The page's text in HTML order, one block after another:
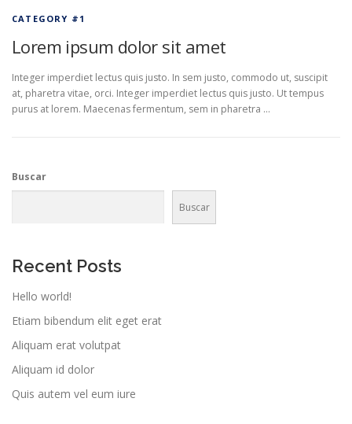
CATEGORY #1
Lorem ipsum dolor sit amet
Integer imperdiet lectus quis justo. In sem justo, commodo ut, suscipit
at, pharetra vitae, orci. Integer imperdiet lectus quis justo. Ut tempus
purus at lorem. Maecenas fermentum, sem in pharetra …
Buscar
Buscar
Recent Posts
Hello world!
Etiam bibendum elit eget erat
Aliquam erat volutpat
Aliquam id dolor
Quis autem vel eum iure